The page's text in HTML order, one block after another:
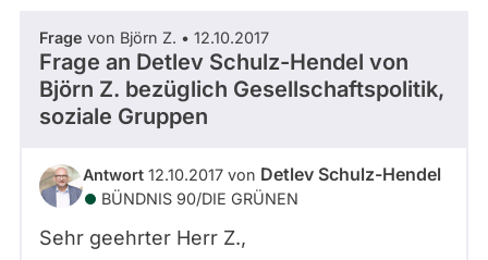
Frage von Björn Z. • 12.10.2017
Frage an Detlev Schulz-Hendel von
Björn Z. bezüglich Gesellschaftspolitik,
soziale Gruppen
Antwort 12.10.2017 von Detlev Schulz-Hendel
BÜNDNIS 90/­DIE GRÜNEN
Sehr geehrter Herr Z.,